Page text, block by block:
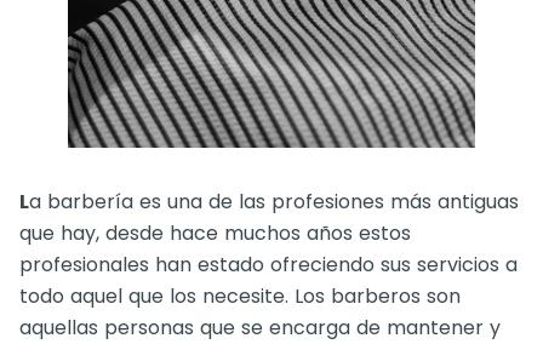
La barbería es una de las profesiones más antiguas
que hay, desde hace muchos años estos
profesionales han estado ofreciendo sus servicios a
todo aquel que los necesite. Los barberos son
aquellas personas que se encarga de mantener y